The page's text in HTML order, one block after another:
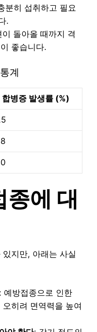
분히 섭취하고 필요
.
돌아올 때까지 격
좋습니다.
계
합병증 발생률 (%)
종에 대
지만, 아래는 사실
예방접종으로 인한
히려 면역력을 높여